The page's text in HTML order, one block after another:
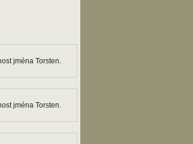
jména Torsten.
jména Torsten.